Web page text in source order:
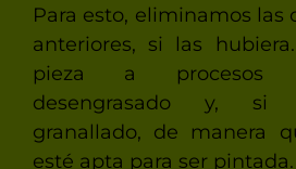
Para esto, eliminamos las
anteriores, si las
pieza a procesos
desengrasado y, si
granallado, de manera
esté apta para ser pintada.